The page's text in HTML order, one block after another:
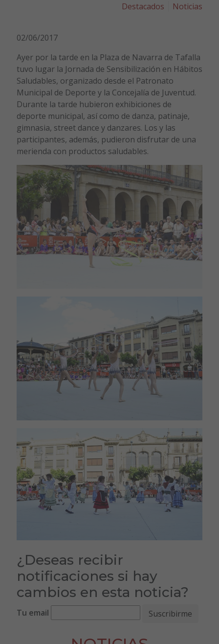
Destacados
Noticias
02/06/2017
Ayer por la tarde en la Plaza de Navarra de Tafalla
tuvo lugar la Jornada de Sensibilización en Hábitos
Saludables, organizado desde el Patronato
Municipal de Deporte y la Concejalía de Juventud.
Durante la tarde hubieron exhibiciones de
deporte municipal, así como de danza, patinaje,
gimnasia, street dance y danzares. Los y las
participantes, además, pudieron disfrutar de una
merienda con productos saludables.
¿Deseas recibir
notificaciones si hay
cambios en esta noticia?
Tu email